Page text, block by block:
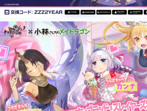
ピックアップ
電ファミのいま読まれている記事ランキング
アプリセール情報
インタビュー